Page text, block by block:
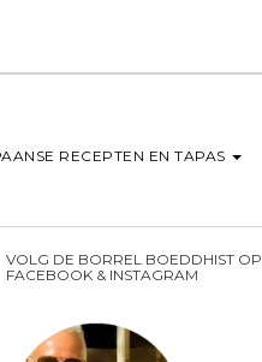
RECEPTEN EN TAPAS
VOLG DE BORREL BOEDDHIST OP
FACEBOOK & INSTAGRAM